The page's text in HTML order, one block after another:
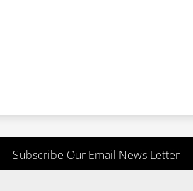
Subscribe Our Email News Letter